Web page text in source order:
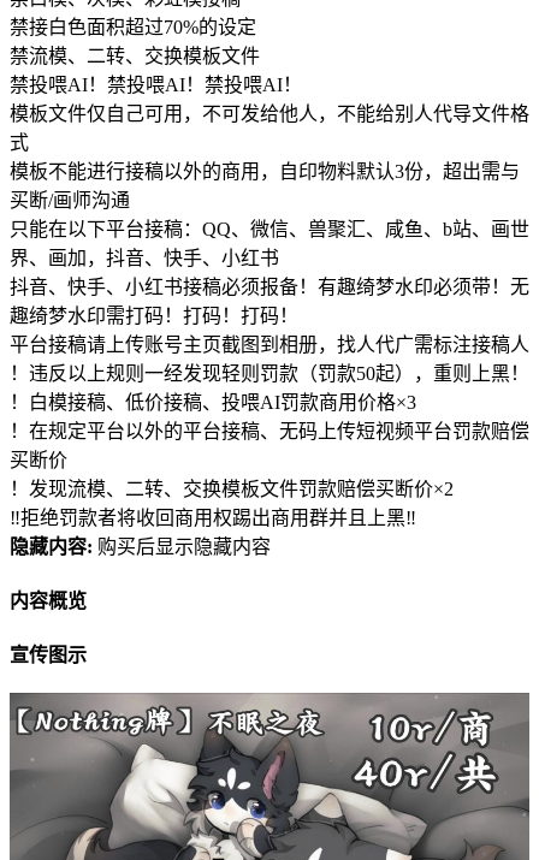
禁接白色面积超过70%的设定
禁流模、二转、交换模板文件
禁投喂AI！禁投喂AI！禁投喂AI！
模板文件仅自己可用，不可发给他人，不能给别人代导文件格
式
模板不能进行接稿以外的商用，自印物料默认3份，超出需与
买断/画师沟通
只能在以下平台接稿：QQ、微信、兽聚汇、咸鱼、b站、画世
界、画加，抖音、快手、小红书
抖音、快手、小红书接稿必须报备！有趣绮梦水印必须带！无
趣绮梦水印需打码！打码！打码！
平台接稿请上传账号主页截图到相册，找人代广需标注接稿人
！违反以上规则一经发现轻则罚款（罚款50起），重则上黑！
！白模接稿、低价接稿、投喂AI罚款商用价格×3
！在规定平台以外的平台接稿、无码上传短视频平台罚款赔偿
买断价
！发现流模、二转、交换模板文件罚款赔偿买断价×2
‼拒绝罚款者将收回商用权踢出商用群并且上黑‼
隐藏内容: 购买后显示隐藏内容
内容概览
宣传图示